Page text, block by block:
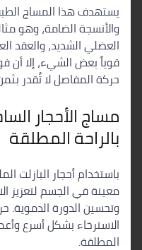
يستهدف هذا المساج
والأنسجة الضامة، وهو
العضلي الشديد، والعقد
قوياً بعض الشيء، إلا أن
حركة المفاصل لا تُقدر
مساج الأحجار
بالراحة المطلقة
باستخدام أحجار البازلت
معينة في الجسم لتعزيز
وتحسين الدورة الدموية.
الاسترخاء بشكل أسرع
المطلقة.